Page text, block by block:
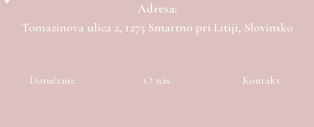
Adresa:
Tomazinova ulica 2, 1275 Smartno pri Litiji, Slovinsko
Doručenie O nás Kontakt